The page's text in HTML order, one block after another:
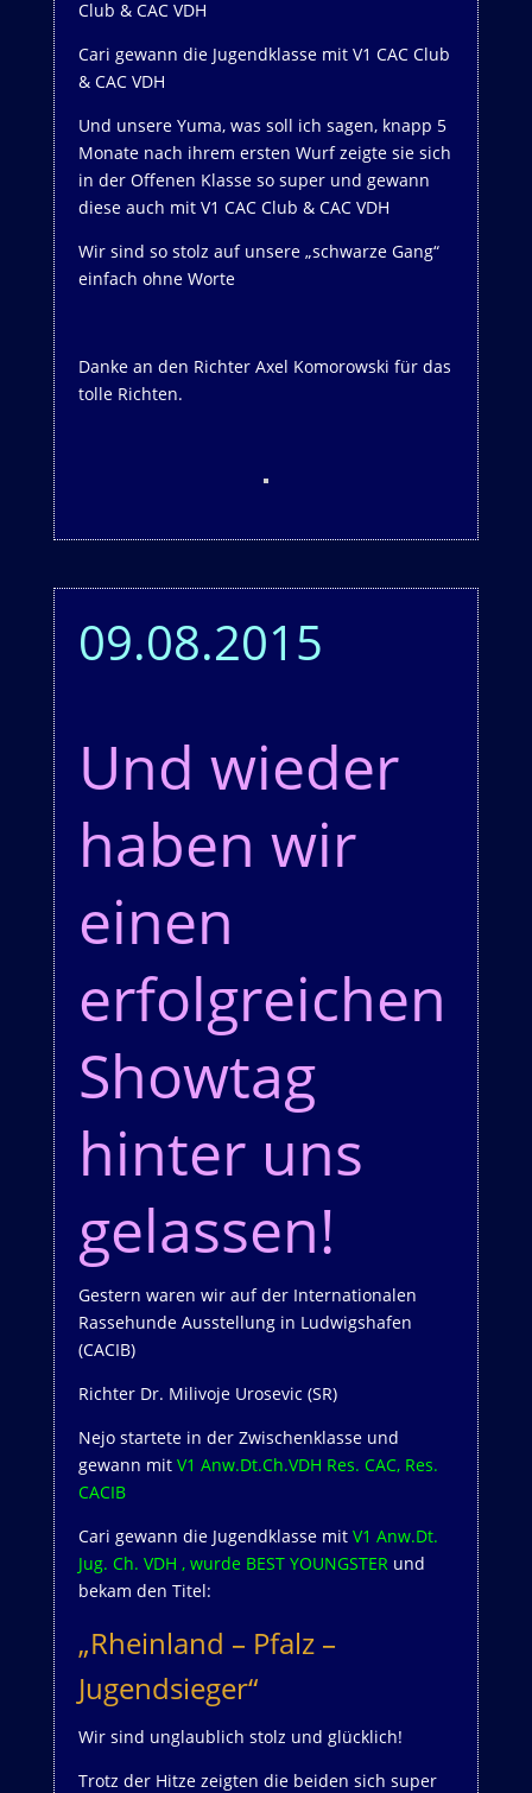
Club & CAC VDH
Cari gewann die Jugendklasse mit V1 CAC Club
& CAC VDH
Und unsere Yuma, was soll ich sagen, knapp 5
Monate nach ihrem ersten Wurf zeigte sie sich
in der Offenen Klasse so super und gewann
diese auch mit V1 CAC Club & CAC VDH
Wir sind so stolz auf unsere „schwarze Gang“
einfach ohne Worte
Danke an den Richter Axel Komorowski für das
tolle Richten.
09.08.2015
Und wieder
haben wir
einen
erfolgreichen
Showtag
hinter uns
gelassen!
Gestern waren wir auf der Internationalen
Rassehunde Ausstellung in Ludwigshafen
(CACIB)
Richter Dr. Milivoje Urosevic (SR)
Nejo startete in der Zwischenklasse und
gewann mit V1 Anw.Dt.Ch.VDH Res. CAC, Res.
CACIB
Cari gewann die Jugendklasse mit V1 Anw.Dt.
Jug. Ch. VDH , wurde BEST YOUNGSTERund
bekam den Titel:
„Rheinland – Pfalz –
Jugendsieger“
Wir sind unglaublich stolz und glücklich!
Trotz der Hitze zeigten die beiden sich super